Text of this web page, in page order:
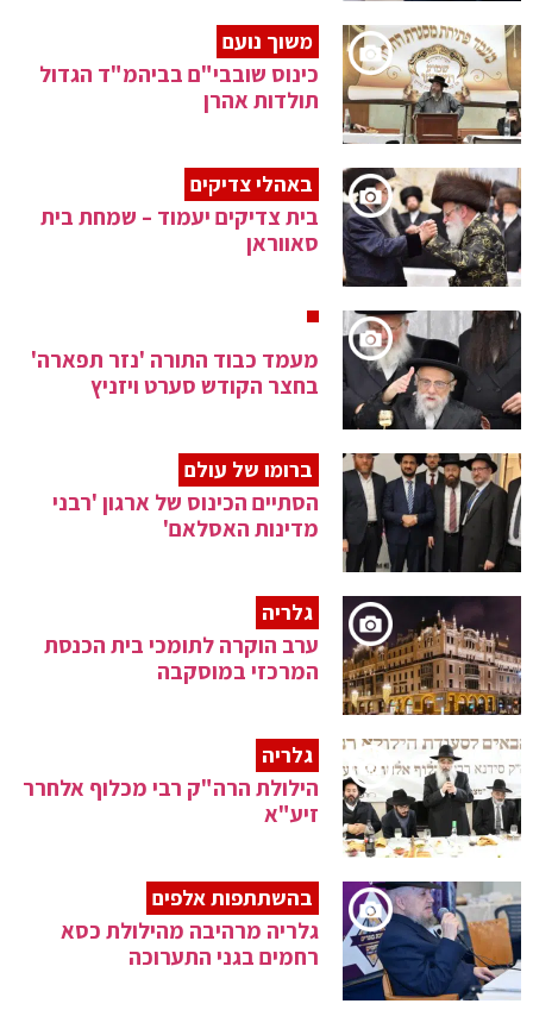
משוך נועם
כינוס שובבי"ם בביהמ"ד הגדול
תולדות אהרן
באהלי צדיקים
בית צדיקים יעמוד – שמחת בית
סאווראן
מעמד כבוד התורה 'נזר תפארה'
בחצר הקודש סערט ויזניץ
ברומו של עולם
הסתיים הכינוס של ארגון 'רבני
מדינות האסלאם'
גלריה
ערב הוקרה לתומכי בית הכנסת
המרכזי במוסקבה
גלריה
הילולת הרה"ק רבי מכלוף אלחרר
זיע"א
בהשתתפות אלפים
גלריה מרהיבה מהילולת כסא
רחמים בגני התערוכה